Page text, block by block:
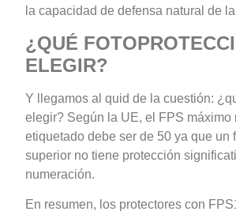
la capacidad de defensa natural de
¿QUÉ
ELEGIR?
Y llegamos al quid de la cuestión:
elegir? Según la UE, el FPS máximo
etiquetado debe ser de 50 ya que un
superior no tiene protección
numeración.
En resumen, los protectores con